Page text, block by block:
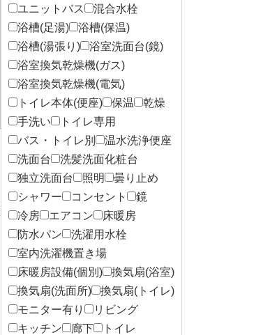
ユニットバス
混合水栓
浴槽(足湯)
浴槽(保温)
浴槽(湯張り)
浴室洗面台(鏡)
浴室換気乾燥機(ガス)
浴室換気乾燥機(電気)
トイレ本体(便座)
保温
乾燥
手洗い
トイレ専用
バス・トイレ別
温水洗浄便座
洗面台
洗髪洗面化粧台
独立洗面台
照明
曇り止め
シャワー
コンセント
鏡
冷房
エアコン
床暖房
防水パン
洗濯用水栓
室内洗濯機置き場
床暖房設備(個別)
換気扇(浴室)
換気扇(洗面所)
換気扇(トイレ)
モニター有り
リビング
キッチン
廊下
トイレ